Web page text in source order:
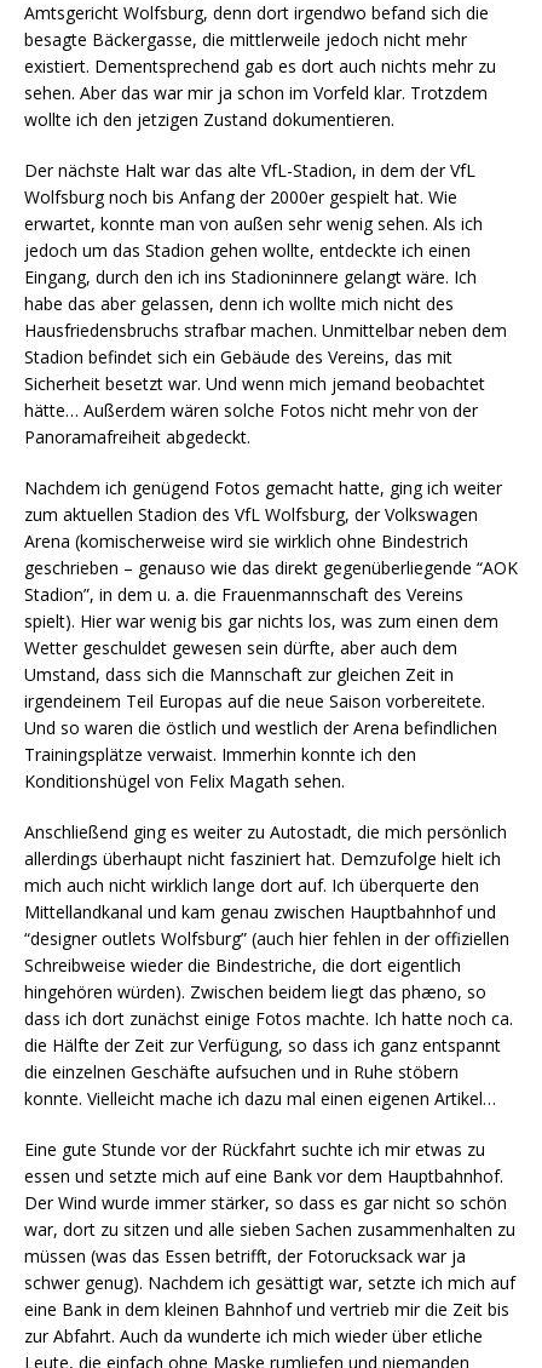
Amtsgericht Wolfsburg, denn dort irgendwo befand sich die
besagte Bäckergasse, die mittlerweile jedoch nicht mehr
existiert. Dementsprechend gab es dort auch nichts mehr zu
sehen. Aber das war mir ja schon im Vorfeld klar. Trotzdem
wollte ich den jetzigen Zustand dokumentieren.
Der nächste Halt war das alte VfL-Stadion, in dem der VfL
Wolfsburg noch bis Anfang der 2000er gespielt hat. Wie
erwartet, konnte man von außen sehr wenig sehen. Als ich
jedoch um das Stadion gehen wollte, entdeckte ich einen
Eingang, durch den ich ins Stadioninnere gelangt wäre. Ich
habe das aber gelassen, denn ich wollte mich nicht des
Hausfriedensbruchs strafbar machen. Unmittelbar neben dem
Stadion befindet sich ein Gebäude des Vereins, das mit
Sicherheit besetzt war. Und wenn mich jemand beobachtet
hätte… Außerdem wären solche Fotos nicht mehr von der
Panoramafreiheit abgedeckt.
Nachdem ich genügend Fotos gemacht hatte, ging ich weiter
zum aktuellen Stadion des VfL Wolfsburg, der Volkswagen
Arena (komischerweise wird sie wirklich ohne Bindestrich
geschrieben – genauso wie das direkt gegenüberliegende “AOK
Stadion”, in dem u. a. die Frauenmannschaft des Vereins
spielt). Hier war wenig bis gar nichts los, was zum einen dem
Wetter geschuldet gewesen sein dürfte, aber auch dem
Umstand, dass sich die Mannschaft zur gleichen Zeit in
irgendeinem Teil Europas auf die neue Saison vorbereitete.
Und so waren die östlich und westlich der Arena befindlichen
Trainingsplätze verwaist. Immerhin konnte ich den
Konditionshügel von Felix Magath sehen.
Anschließend ging es weiter zu Autostadt, die mich persönlich
allerdings überhaupt nicht fasziniert hat. Demzufolge hielt ich
mich auch nicht wirklich lange dort auf. Ich überquerte den
Mittellandkanal und kam genau zwischen Hauptbahnhof und
“designer outlets Wolfsburg” (auch hier fehlen in der offiziellen
Schreibweise wieder die Bindestriche, die dort eigentlich
hingehören würden). Zwischen beidem liegt das phæno, so
dass ich dort zunächst einige Fotos machte. Ich hatte noch ca.
die Hälfte der Zeit zur Verfügung, so dass ich ganz entspannt
die einzelnen Geschäfte aufsuchen und in Ruhe stöbern
konnte. Vielleicht mache ich dazu mal einen eigenen Artikel…
Eine gute Stunde vor der Rückfahrt suchte ich mir etwas zu
essen und setzte mich auf eine Bank vor dem Hauptbahnhof.
Der Wind wurde immer stärker, so dass es gar nicht so schön
war, dort zu sitzen und alle sieben Sachen zusammenhalten zu
müssen (was das Essen betrifft, der Fotorucksack war ja
schwer genug). Nachdem ich gesättigt war, setzte ich mich auf
eine Bank in dem kleinen Bahnhof und vertrieb mir die Zeit bis
zur Abfahrt. Auch da wunderte ich mich wieder über etliche
Leute, die einfach ohne Maske rumliefen und niemanden